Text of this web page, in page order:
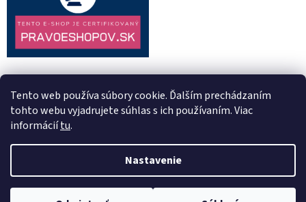
Tento web používa súbory cookie. Ďalším prechádzaním
tohto webu vyjadrujete súhlas s ich používaním. Viac
informáciítu.
Nastavenie
Vytvoril Shoptet